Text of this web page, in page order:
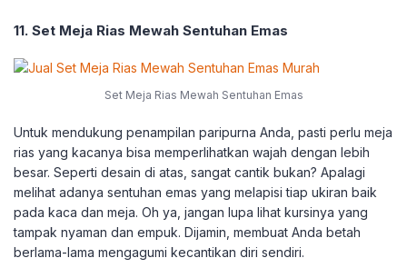
11. Set Meja Rias Mewah Sentuhan Emas
Set Meja Rias Mewah Sentuhan Emas
Untuk mendukung penampilan paripurna Anda, pasti perlu meja
rias yang kacanya bisa memperlihatkan wajah dengan lebih
besar. Seperti desain di atas, sangat cantik bukan? Apalagi
melihat adanya sentuhan emas yang melapisi tiap ukiran baik
pada kaca dan meja. Oh ya, jangan lupa lihat kursinya yang
tampak nyaman dan empuk. Dijamin, membuat Anda betah
berlama-lama mengagumi kecantikan diri sendiri.